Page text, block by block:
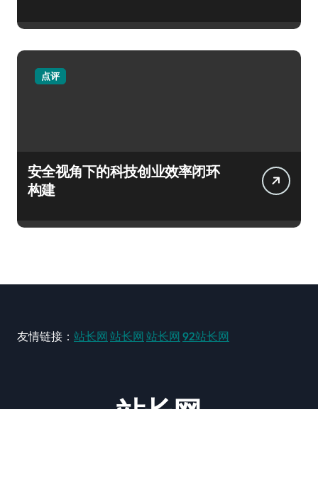
点评
安全视角下的科技创业效率闭环
构建
友情链接： 站长网 站长网 站长网 92站长网
站长网